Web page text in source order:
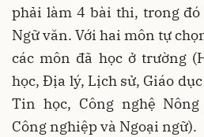
phải làm 4 bài thi, trong đó
Ngữ văn. Với hai môn tự
các môn đã học ở trường
học, Địa lý, Lịch sử, Giáo
Tin học, Công nghệ
Công nghiệp và Ngoại ngữ).